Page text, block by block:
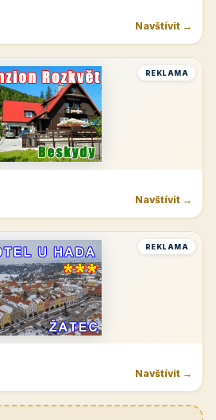
Navštívit →
REKLAMA
Navštívit →
REKLAMA
Navštívit →